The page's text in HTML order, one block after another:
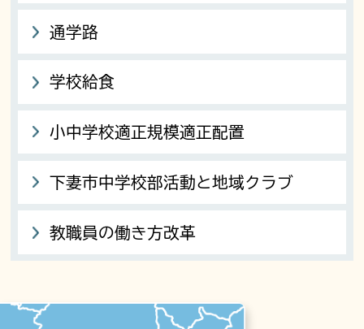
通学路
学校給食
小中学校適正規模適正配置
下妻市中学校部活動と地域クラブ
教職員の働き方改革